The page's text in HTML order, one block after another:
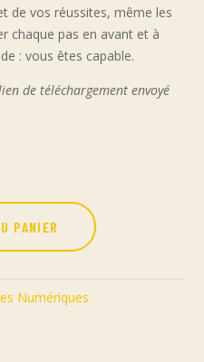
de vos réussites, même les
chaque pas en avant et à
: vous êtes capable.
de téléchargement envoyé
PANIER
Numériques